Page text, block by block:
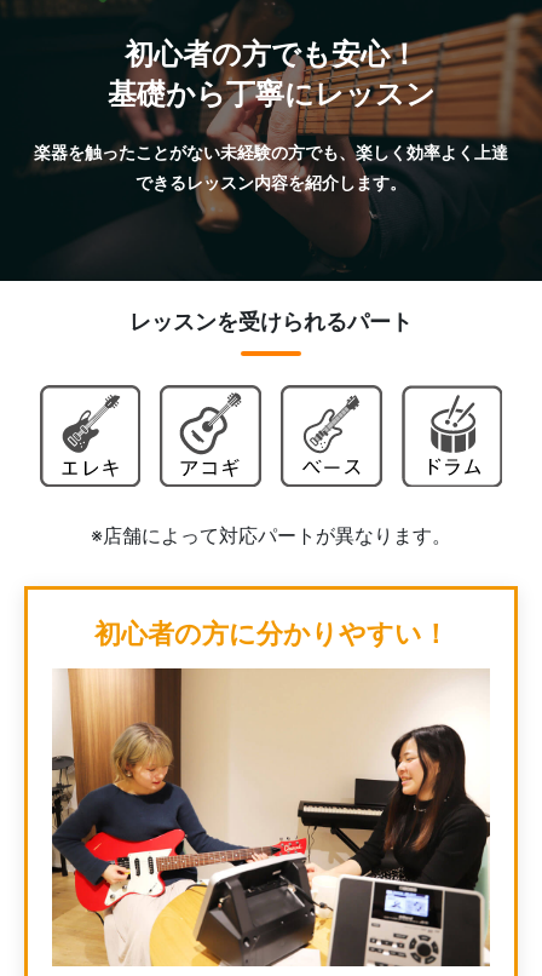
初心者の方でも安心！
基礎から丁寧にレッスン
楽器を触ったことがない未経験の方でも、楽しく効率よく上達
できるレッスン内容を紹介します。
レッスンを受けられるパート
※店舗によって対応パートが異なります。
初心者の方に分かりやすい！